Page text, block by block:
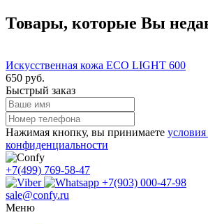
Товары, которые Вы
Искусственная кожа ECO LIGHT 600
650 руб.
Быстрый заказ
Нажимая кнопку, вы принимаете
конфиденциальности
+7(499) 769-58-47
+7(903) 000-47-98
sale@confy.ru
Меню